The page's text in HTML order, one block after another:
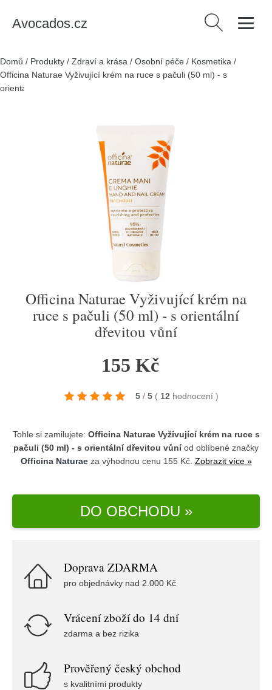
Avocados.cz Vyhledávání
Domů / Produkty / Zdraví a krása / Osobní péče / Kosmetika /
Officina Naturae Vyživující krém na ruce s pačuli (50 ml) - s
orientální dřevitou vůní
Officina Naturae Vyživující krém na
ruce s pačuli (50 ml) - s orientální
dřevitou vůní
155 Kč
5 / 5 ( 12 hodnocení )
Tohle si zamilujete: Officina Naturae Vyživující krém na ruce s
pačuli (50 ml) - s orientální dřevitou vůníod oblíbené značky
Officina Naturaeza výhodnou cenu 155 Kč. Zobrazit více »
DO OBCHODU »
Doprava ZDARMA
pro objednávky nad 2.000 Kč
Vrácení zboží do 14 dní
zdarma a bez rizika
Prověřený český obchod
s kvalitními produkty